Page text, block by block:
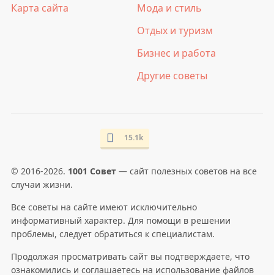
Карта сайта
Мода и стиль
Отдых и туризм
Бизнес и работа
Другие советы
15.1k
© 2016-2026. 1001 Совет— сайт полезных советов на все
случаи жизни.
Все советы на сайте имеют исключительно
информативный характер. Для помощи в решении
проблемы, следует обратиться к специалистам.
Продолжая просматривать сайт вы подтверждаете, что
ознакомились и соглашаетесь на использование файлов